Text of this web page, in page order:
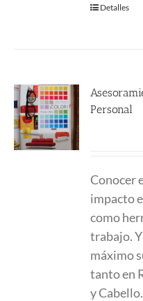
Detalles
Personal
Conocer
impacto
como
trabajo.
máximo
tanto en
y